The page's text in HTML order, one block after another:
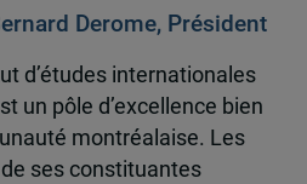
Derome, Président
d’études internationales
un pôle d’excellence bien
montréalaise. Les
ses constituantes